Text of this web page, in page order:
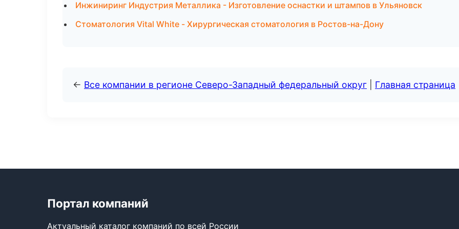
Инжиниринг Индустрия Металлика - Изготовление оснастки и штампов в Ульяновск
Стоматология Vital White - Хирургическая стоматология в Ростов-на-Дону
← Все компании в регионе Северо-Западный федеральный округ Главная страница
Портал компаний
Актуальный каталог компаний по всей России